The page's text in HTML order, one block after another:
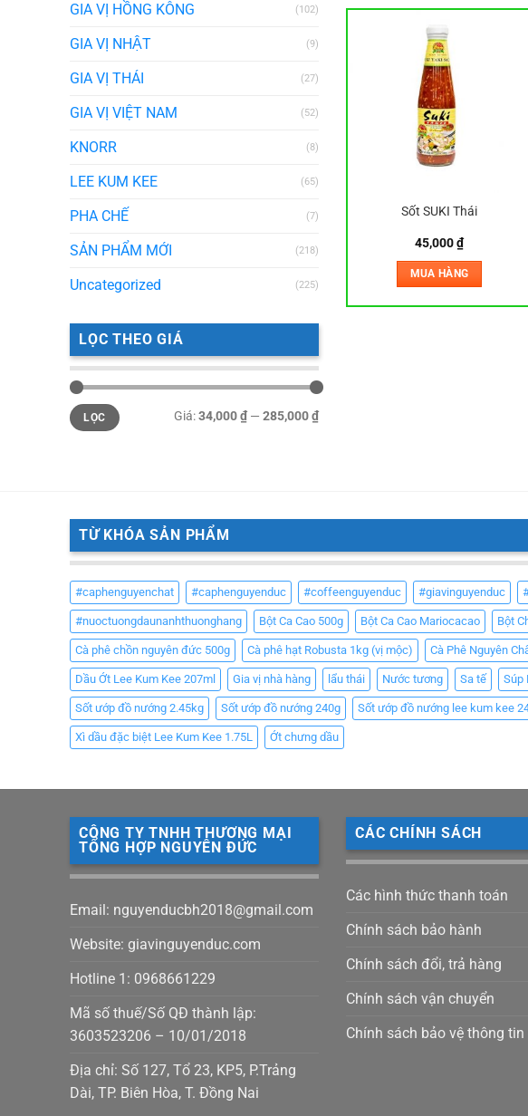
GIA VỊ HỒNG KÔNG (102)
GIA VỊ NHẬT (9)
GIA VỊ THÁI (27)
GIA VỊ VIỆT NAM (52)
KNORR (8)
LEE KUM KEE (65)
PHA CHẾ (7)
SẢN PHẨM MỚI (218)
Uncategorized (225)
LỌC THEO GIÁ
Giá
tối
thiểu
Giá
tối
đa
LỌC Giá:34,000 ₫— 285,000 ₫
Sốt SUKI Thái
45,000₫
MUA HÀNG
TỪ KHÓA SẢN PHẨM
#caphenguyenchat #caphenguyenduc #coffeenguyenduc #giavinguyenduc
#nuoctuongdaunanhthuonghang Bột Ca Cao 500g Bột Ca Cao Mariocacao Bột
Cà phê chồn nguyên đức 500g Cà phê hạt Robusta 1kg (vị mộc) Cà Phê Nguyên
Dầu Ớt Lee Kum Kee 207ml Gia vị nhà hàng lẩu thái Nước tương Sa tế Súp
Sốt ướp đồ nướng 2.45kg Sốt ướp đồ nướng 240g Sốt ướp đồ nướng lee kum kee
Xì dầu đặc biệt Lee Kum Kee 1.75L Ớt chưng dầu
CÔNG TY TNHH THƯƠNG MẠI
TỔNG HỢP NGUYÊN ĐỨC
Email: nguyenducbh2018@gmail.com
Website: giavinguyenduc.com
Hotline 1: 0968661229
Mã số thuế/Số QĐ thành lập:
3603523206 – 10/01/2018
Địa chỉ: Số 127, Tổ 23, KP5, P.Trảng
Dài, TP. Biên Hòa, T. Đồng Nai
CÁC CHÍNH SÁCH
Các hình thức thanh toán
Chính sách bảo hành
Chính sách đổi, trả hàng
Chính sách vận chuyển
Chính sách bảo vệ thông tin